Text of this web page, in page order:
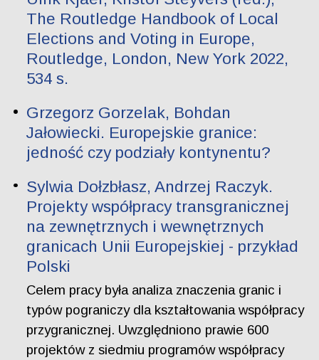
The Routledge Handbook of Local
Elections and Voting in Europe,
Routledge, London, New York 2022,
534 s.
Grzegorz Gorzelak, Bohdan
Jałowiecki. Europejskie granice:
jedność czy podziały kontynentu?
Sylwia Dołzbłasz, Andrzej Raczyk.
Projekty współpracy transgranicznej
na zewnętrznych i wewnętrznych
granicach Unii Europejskiej - przykład
Polski
Celem pracy była analiza znaczenia granic i
typów pograniczy dla kształtowania współpracy
przygranicznej. Uwzględniono prawie 600
projektów z siedmiu programów współpracy